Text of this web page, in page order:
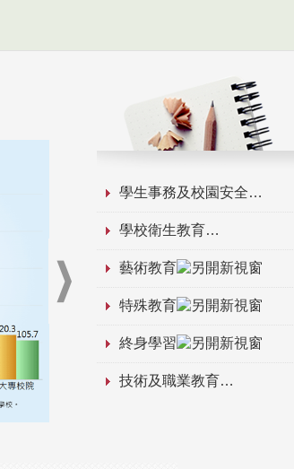
學生事務及校園安全
學校衛生教育
藝術教育
特殊教育
終身學習
技術及職業教育